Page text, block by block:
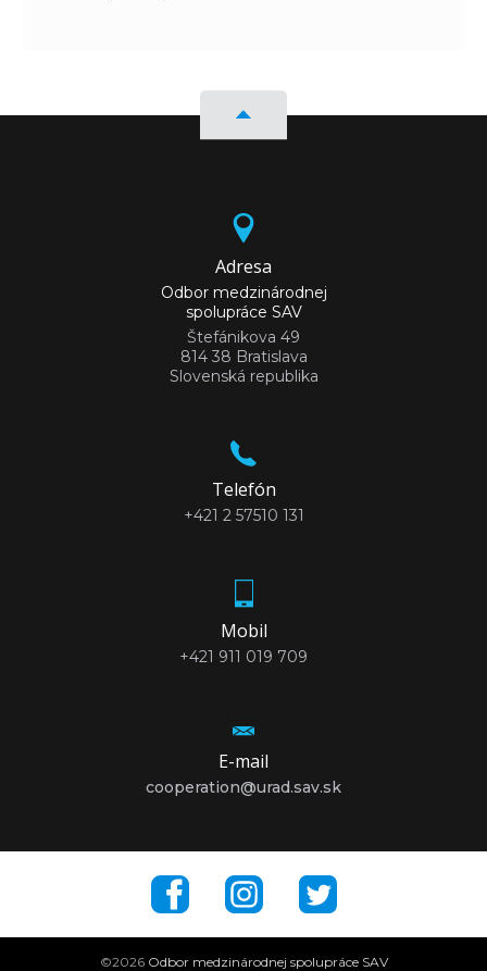
Adresa
Odbor medzinárodnej
spolupráce SAV
Štefánikova 49
814 38 Bratislava
Slovenská republika
Telefón
+421 2 57510 131
Mobil
+421 911 019 709
E-mail
cooperation@urad.sav.sk
©2026Odbor medzinárodnej spolupráce SAV